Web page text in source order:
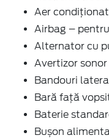
Aer
Airbag –
Alternator cu
Avertizor
Bandouri
Bară față
Baterie
Bușon